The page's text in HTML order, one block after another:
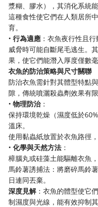
漿糊、膠水），其消化系統
這種食性使它們在人類居所
育。
•行為適應 ：衣魚夜行性且
威脅時可能自斷尾毛逃生。
果，使它們能潛入厚度僅數毫
衣魚的防治策略與尺寸關聯
防治衣魚需針對其體型特點
隙，傳統噴灑殺蟲劑效果有
•物理防治：
保持環境乾燥（濕度低於
溫床。
使用黏蟲紙放置於衣魚路徑
•化學與天然方法 ：
樟腦丸或硅藻土能驅離衣魚
馬鈴薯誘捕法：將磨碎馬鈴
日連同丟棄。
深度見解：衣魚的體型使它
制濕度與光線，能有效抑制